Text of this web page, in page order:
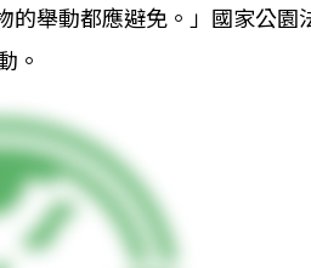
舉動都應避免。」國家公園
。